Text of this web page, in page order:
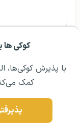
کوکی ها
با پذیرش کوکی‌ها،
کمک
مشــاوره اولیه رایگان:
شرايط کار
یورو است.
دریافت پیشنهاد
فنلاند اقدام کنند.